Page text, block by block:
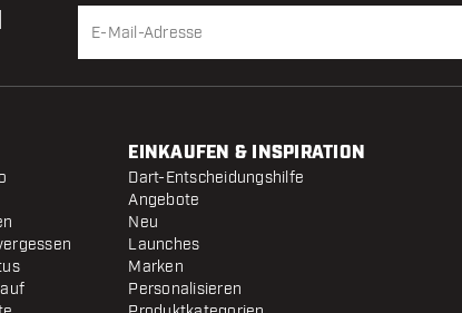
EINKAUFEN & INSPIRATION
Dart-Entscheidungshilfe
Angebote
Neu
Launches
Marken
Personalisieren